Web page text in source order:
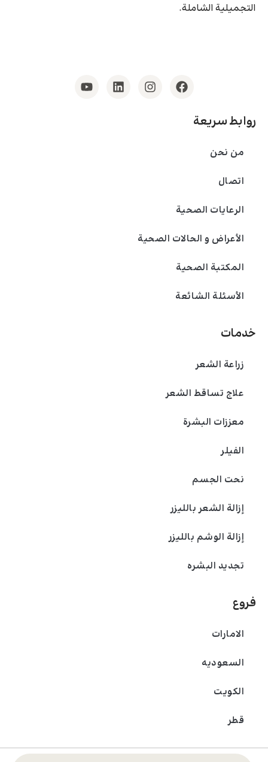
فروع
الامارات
السعودیه
الکویت
قطر
خدمات
زراعة الشعر
علاج تساقط الشعر
معززات البشرة
الفیلر
نحت الجسم
إزالة الشعر بالليزر
إزالة الوشم بالليزر
تجديد البشره
روابط سريعة
من نحن
اتصال
الرعايات الصحية
الأعراض و الحالات الصحية
المكتبة الصحية
الأسئلة الشائعة
التجميلية الشاملة.
© 2024 عيادة بادرا. جميع الحقوق محفوظة.